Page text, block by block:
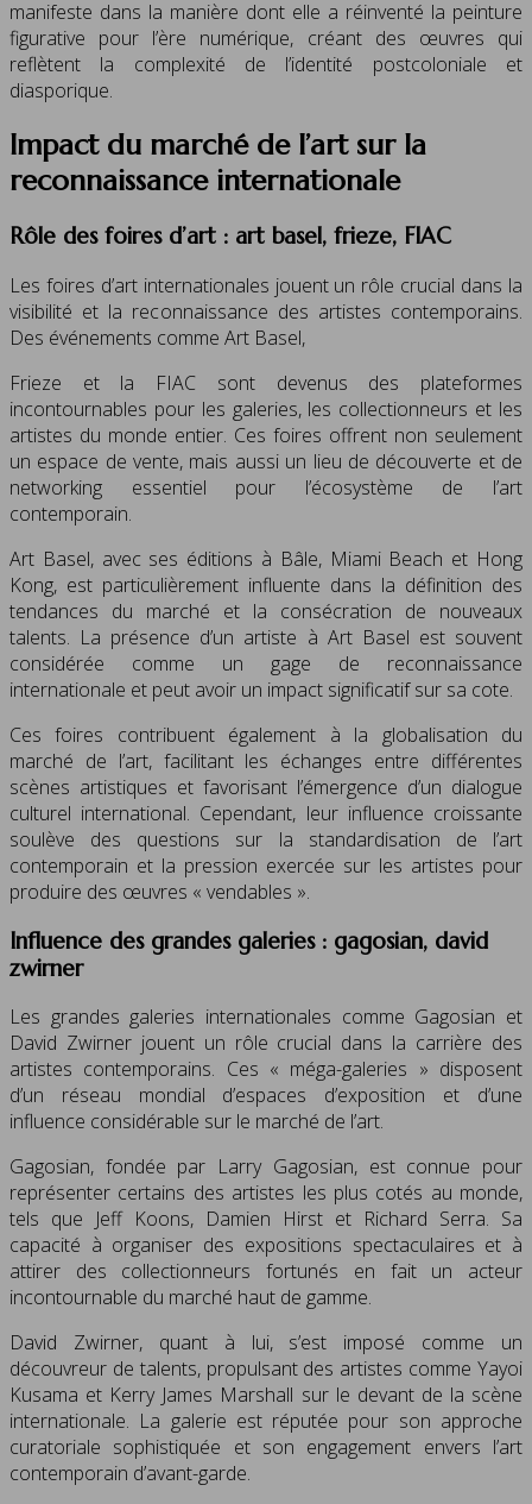
manifeste dans la manière dont elle a réinventé la peinture
figurative pour l’ère numérique, créant des œuvres qui
reflètent la complexité de l’identité postcoloniale et
diasporique.
Impact du marché de l’art sur la
reconnaissance internationale
Rôle des foires d’art : art basel, frieze, FIAC
Les foires d’art internationales jouent un rôle crucial dans la
visibilité et la reconnaissance des artistes contemporains.
Des événements comme Art Basel,
Frieze et la FIAC sont devenus des plateformes
incontournables pour les galeries, les collectionneurs et les
artistes du monde entier. Ces foires offrent non seulement
un espace de vente, mais aussi un lieu de découverte et de
networking essentiel pour l’écosystème de l’art
contemporain.
Art Basel, avec ses éditions à Bâle, Miami Beach et Hong
Kong, est particulièrement influente dans la définition des
tendances du marché et la consécration de nouveaux
talents. La présence d’un artiste à Art Basel est souvent
considérée comme un gage de reconnaissance
internationale et peut avoir un impact significatif sur sa cote.
Ces foires contribuent également à la globalisation du
marché de l’art, facilitant les échanges entre différentes
scènes artistiques et favorisant l’émergence d’un dialogue
culturel international. Cependant, leur influence croissante
soulève des questions sur la standardisation de l’art
contemporain et la pression exercée sur les artistes pour
produire des œuvres « vendables ».
Influence des grandes galeries : gagosian, david
zwirner
Les grandes galeries internationales comme Gagosian et
David Zwirner jouent un rôle crucial dans la carrière des
artistes contemporains. Ces « méga-galeries » disposent
d’un réseau mondial d’espaces d’exposition et d’une
influence considérable sur le marché de l’art.
Gagosian, fondée par Larry Gagosian, est connue pour
représenter certains des artistes les plus cotés au monde,
tels que Jeff Koons, Damien Hirst et Richard Serra. Sa
capacité à organiser des expositions spectaculaires et à
attirer des collectionneurs fortunés en fait un acteur
incontournable du marché haut de gamme.
David Zwirner, quant à lui, s’est imposé comme un
découvreur de talents, propulsant des artistes comme Yayoi
Kusama et Kerry James Marshall sur le devant de la scène
internationale. La galerie est réputée pour son approche
curatoriale sophistiquée et son engagement envers l’art
contemporain d’avant-garde.